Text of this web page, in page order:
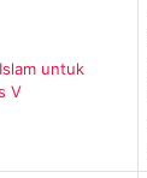
untuk
V